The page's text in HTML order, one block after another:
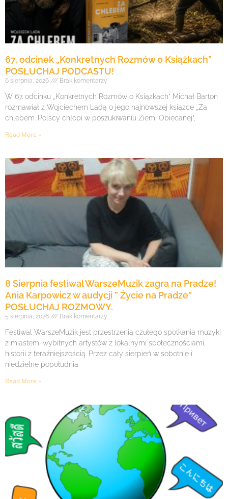
67. odcinek „Konkretnych Rozmów o Książkach”
POSŁUCHAJ PODCASTU!
6 sierpnia, 2026 Brak komentarzy
W 67. odcinku „Konkretnych Rozmów o Książkach” Michał Barton
rozmawiał z Wojciechem Ladą o jego najnowszej książce „Za
chlebem. Polscy chłopi w poszukiwaniu Ziemi Obiecanej”,
Read More »
8 Sierpnia festiwal WarszeMuzik zagra na Pradze!
Ania Karpowicz w audycji ” Życie na Pradze”
POSŁUCHAJ ROZMOWY.
5 sierpnia, 2026 Brak komentarzy
Festiwal WarszeMuzik jest przestrzenią czułego spotkania muzyki
z miastem, wybitnych artystów z lokalnymi społecznościami,
historii z teraźniejszością. Przez cały sierpień w sobotnie i
niedzielne popołudnia
Read More »